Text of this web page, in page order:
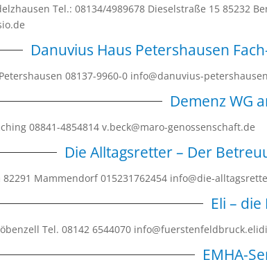
Tel.: 08134/4989678 Dieselstraße 15 85232
Danuvius Haus Petershausen
08137-9960-0 info@danuvius-
Demenz WG
08841-4854814 v.beck@maro-genossenschaft.de
Die Alltagsretter – Der
82291 Mammendorf 015231762454 info@die-
Eli – die
Tel. 08142 6544070
EMHA-